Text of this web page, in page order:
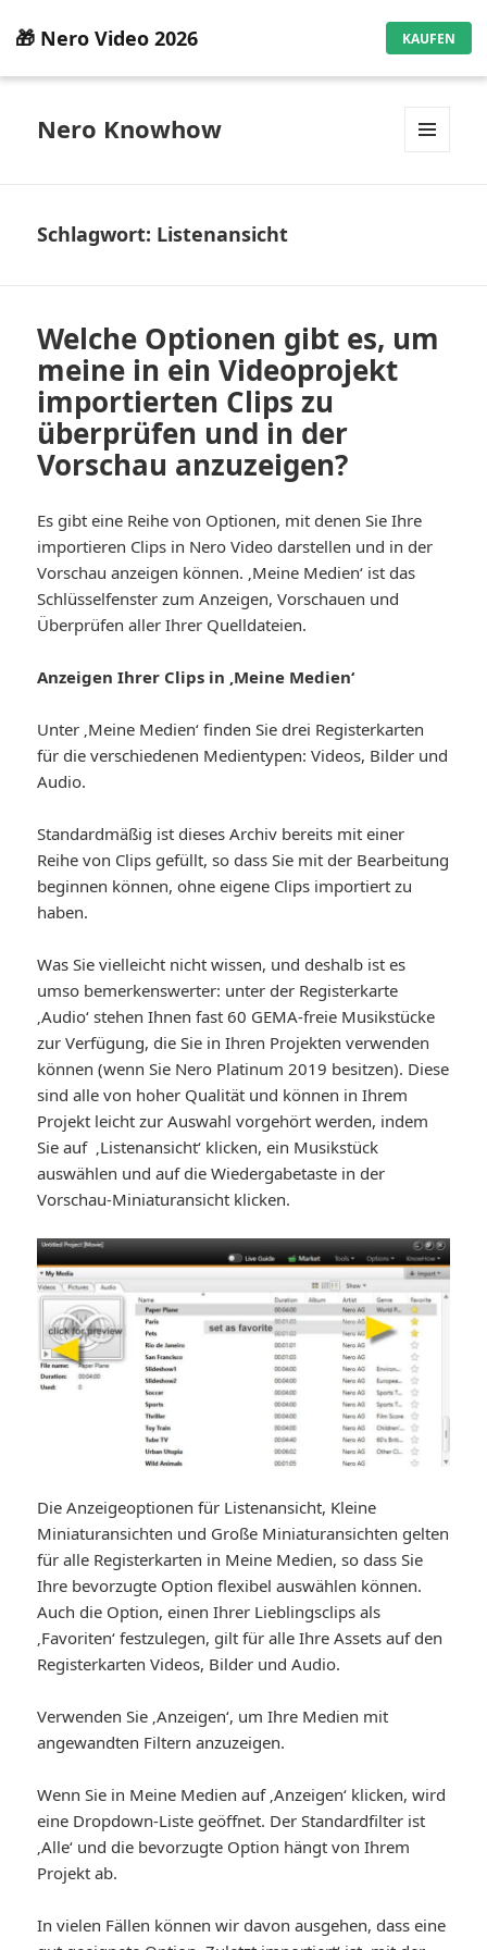
🎁 Nero Video 2026 KAUFEN
Nero Knowhow
Schlagwort: Listenansicht
Welche Optionen gibt es, um
meine in ein Videoprojekt
importierten Clips zu
überprüfen und in der
Vorschau anzuzeigen?
Es gibt eine Reihe von Optionen, mit denen Sie Ihre
importieren Clips in Nero Video darstellen und in der
Vorschau anzeigen können. ‚Meine Medien‘ ist das
Schlüsselfenster zum Anzeigen, Vorschauen und
Überprüfen aller Ihrer Quelldateien.
Anzeigen Ihrer Clips in ‚Meine Medien‘
Unter ‚Meine Medien‘ finden Sie drei Registerkarten
für die verschiedenen Medientypen: Videos, Bilder und
Audio.
Standardmäßig ist dieses Archiv bereits mit einer
Reihe von Clips gefüllt, so dass Sie mit der Bearbeitung
beginnen können, ohne eigene Clips importiert zu
haben.
Was Sie vielleicht nicht wissen, und deshalb ist es
umso bemerkenswerter: unter der Registerkarte
‚Audio‘ stehen Ihnen fast 60 GEMA-freie Musikstücke
zur Verfügung, die Sie in Ihren Projekten verwenden
können (wenn Sie Nero Platinum 2019 besitzen). Diese
sind alle von hoher Qualität und können in Ihrem
Projekt leicht zur Auswahl vorgehört werden, indem
Sie auf ‚Listenansicht‘ klicken, ein Musikstück
auswählen und auf die Wiedergabetaste in der
Vorschau-Miniaturansicht klicken.
Die Anzeigeoptionen für Listenansicht, Kleine
Miniaturansichten und Große Miniaturansichten gelten
für alle Registerkarten in Meine Medien, so dass Sie
Ihre bevorzugte Option flexibel auswählen können.
Auch die Option, einen Ihrer Lieblingsclips als
‚Favoriten‘ festzulegen, gilt für alle Ihre Assets auf den
Registerkarten Videos, Bilder und Audio.
Verwenden Sie ‚Anzeigen‘, um Ihre Medien mit
angewandten Filtern anzuzeigen.
Wenn Sie in Meine Medien auf ‚Anzeigen‘ klicken, wird
eine Dropdown-Liste geöffnet. Der Standardfilter ist
‚Alle‘ und die bevorzugte Option hängt von Ihrem
Projekt ab.
In vielen Fällen können wir davon ausgehen, dass eine